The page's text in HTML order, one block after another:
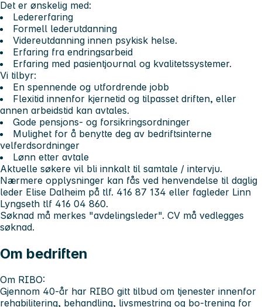
Det er ønskelig med:
Ledererfaring
Formell lederutdanning
Videreutdanning innen psykisk helse.
Erfaring fra endringsarbeid
Erfaring med pasientjournal og kvalitetssystemer.
Vi tilbyr:
En spennende og utfordrende jobb
Flexitid innenfor kjernetid og tilpasset driften, eller
annen arbeidstid kan avtales.
Gode pensjons- og forsikringsordninger
Mulighet for å benytte deg av bedriftsinterne
velferdsordninger
Lønn etter avtale
Aktuelle søkere vil bli innkalt til samtale / intervju.
Nærmere opplysninger kan fås ved henvendelse til daglig
leder Elise Dalheim på tlf. 416 87 134 eller fagleder Linn
Lyngseth tlf 416 04 860.
Søknad må merkes "avdelingsleder". CV må vedlegges
søknad.
Om bedriften
Om RIBO:
Gjennom 40-år har RIBO gitt tilbud om tjenester innenfor
rehabilitering, behandling, livsmestring og bo-trening for